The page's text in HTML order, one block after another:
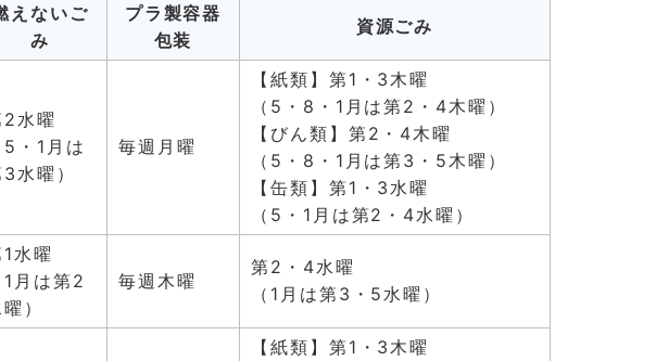
えないご
み
プラ製容器
包装
資源ごみ
2水曜
5・1月は
水曜）
毎週月曜
【紙類】第1・3木曜
（5・8・1月は第2・4木曜）
【びん類】第2・4木曜
（5・8・1月は第3・5木曜）
【缶類】第1・3水曜
（5・1月は第2・4水曜）
水曜
1月は第2
）
毎週木曜
第2・4水曜
（1月は第3・5水曜）
【紙類】第1・3木曜